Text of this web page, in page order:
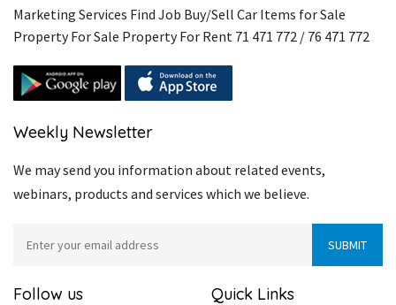
Marketing Services Find Job Buy/Sell Car Items for Sale
Property For Sale Property For Rent 71 471 772 / 76 471 772
Weekly Newsletter
We may send you information about related events,
webinars, products and services which we believe.
Follow us Quick Links